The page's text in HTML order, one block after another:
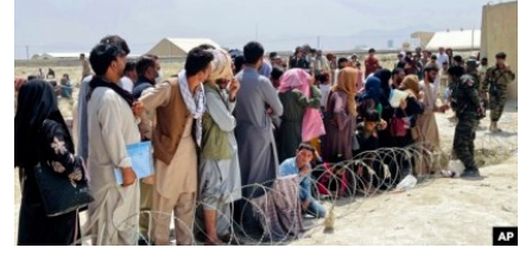
Јазици